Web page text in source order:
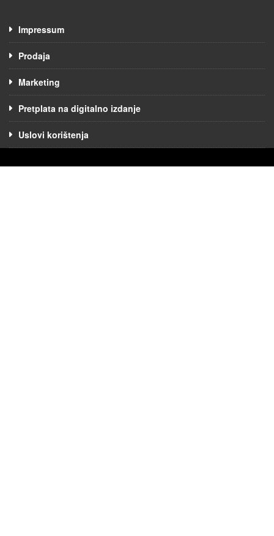
Impressum
Prodaja
Marketing
Pretplata na digitalno izdanje
Uslovi korištenja